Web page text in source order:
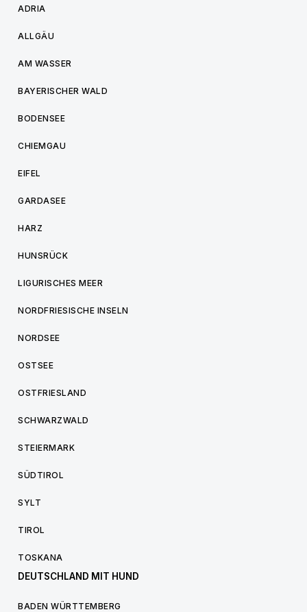
ADRIA
ALLGÄU
AM WASSER
BAYERISCHER WALD
BODENSEE
CHIEMGAU
EIFEL
GARDASEE
HARZ
HUNSRÜCK
LIGURISCHES MEER
NORDFRIESISCHE INSELN
NORDSEE
OSTSEE
OSTFRIESLAND
SCHWARZWALD
STEIERMARK
SÜDTIROL
SYLT
TIROL
TOSKANA
DEUTSCHLAND MIT HUND
BADEN WÜRTTEMBERG